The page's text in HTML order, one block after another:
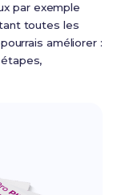
par exemple
toutes les
améliorer :